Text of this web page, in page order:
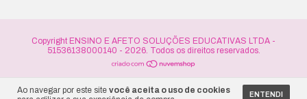
Ao navegar por este site você aceita o uso de cookies
ENTENDI
Copyright ENSINO E AFETO SOLUÇÕES EDUCATIVAS LTDA -
51536138000140 - 2026. Todos os direitos reservados.